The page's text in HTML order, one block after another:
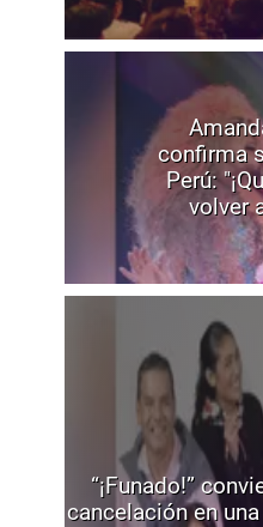
confirma
Perú:
volver
“¡Funado!”
cancelación en